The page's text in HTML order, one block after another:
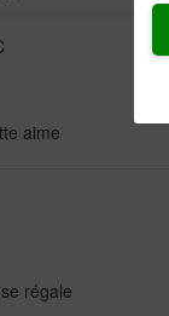
aime
régale